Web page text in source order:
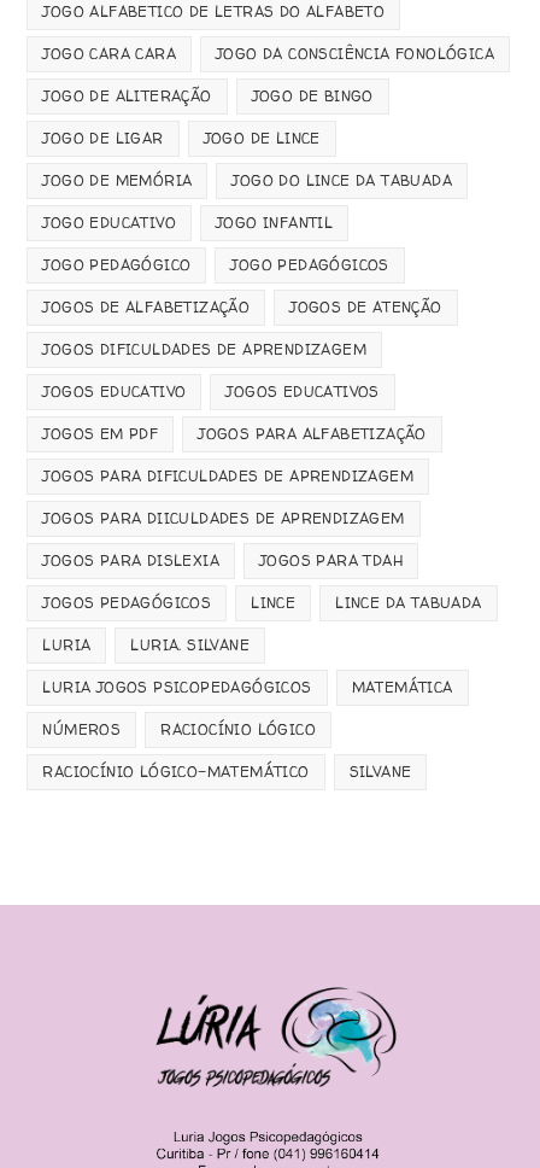
JOGO ALFABETICO DE LETRAS DO ALFABETO
JOGO CARA CARA JOGO DA CONSCIÊNCIA FONOLÓGICA
JOGO DE ALITERAÇÃO JOGO DE BINGO
JOGO DE LIGAR JOGO DE LINCE
JOGO DE MEMÓRIA JOGO DO LINCE DA TABUADA
JOGO EDUCATIVO JOGO INFANTIL
JOGO PEDAGÓGICO JOGO PEDAGÓGICOS
JOGOS DE ALFABETIZAÇÃO JOGOS DE ATENÇÃO
JOGOS DIFICULDADES DE APRENDIZAGEM
JOGOS EDUCATIVO JOGOS EDUCATIVOS
JOGOS EM PDF JOGOS PARA ALFABETIZAÇÃO
JOGOS PARA DIFICULDADES DE APRENDIZAGEM
JOGOS PARA DIICULDADES DE APRENDIZAGEM
JOGOS PARA DISLEXIA JOGOS PARA TDAH
JOGOS PEDAGÓGICOS LINCE LINCE DA TABUADA
LURIA LURIA. SILVANE
LURIA JOGOS PSICOPEDAGÓGICOS MATEMÁTICA
NÚMEROS RACIOCÍNIO LÓGICO
RACIOCÍNIO LÓGICO-MATEMÁTICO SILVANE